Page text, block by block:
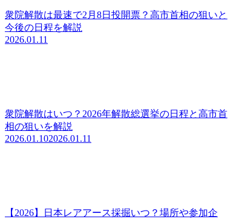
衆院解散は最速で2月8日投開票？高市首相の狙いと
今後の日程を解説
2026.01.11
衆院解散はいつ？2026年解散総選挙の日程と高市首
相の狙いを解説
2026.01.102026.01.11
【2026】日本レアアース採掘いつ？場所や参加企